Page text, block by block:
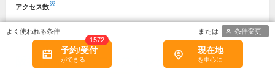
アクセス数※
阪神尼崎駅前皮フ科スキンクリニック
予約/受付
1572
現在地
条件変更